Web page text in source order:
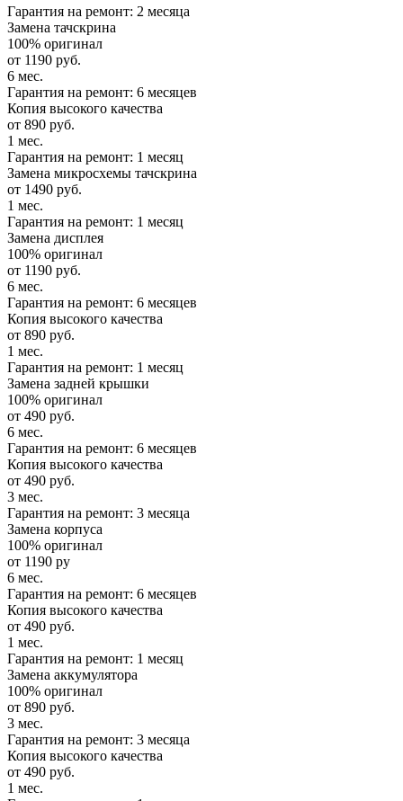
Гарантия на ремонт: 2 месяца
Замена тачскрина
100% оригинал
от 1190 руб.
6 мес.
Гарантия на ремонт: 6 месяцев
Копия высокого качества
от 890 руб.
1 мес.
Гарантия на ремонт: 1 месяц
Замена микросхемы тачскрина
от 1490 руб.
1 мес.
Гарантия на ремонт: 1 месяц
Замена дисплея
100% оригинал
от 1190 руб.
6 мес.
Гарантия на ремонт: 6 месяцев
Копия высокого качества
от 890 руб.
1 мес.
Гарантия на ремонт: 1 месяц
Замена задней крышки
100% оригинал
от 490 руб.
6 мес.
Гарантия на ремонт: 6 месяцев
Копия высокого качества
от 490 руб.
3 мес.
Гарантия на ремонт: 3 месяца
Замена корпуса
100% оригинал
от 1190 ру
6 мес.
Гарантия на ремонт: 6 месяцев
Копия высокого качества
от 490 руб.
1 мес.
Гарантия на ремонт: 1 месяц
Замена аккумулятора
100% оригинал
от 890 руб.
3 мес.
Гарантия на ремонт: 3 месяца
Копия высокого качества
от 490 руб.
1 мес.